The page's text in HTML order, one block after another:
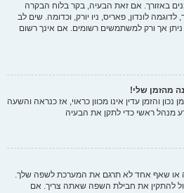
באזורך. אם זאת הבעיה, בקר בלוח הבקרה
לונדון, פאריס, ניו יורק, וכדומה. שים לב
ניתן אך ורק למשתמשים רשומים. אם אינך רשום
מהזמן שלי!
והזמן עדין אינו מכוון כראוי, אז כנראה והשעה
מנהל ראשי כדי לתקן את הבעיה
או שאף אחד לא תרגם את המערכת לשפה שלך.
להתקין את חבילת השפה שאתה צריך. אם